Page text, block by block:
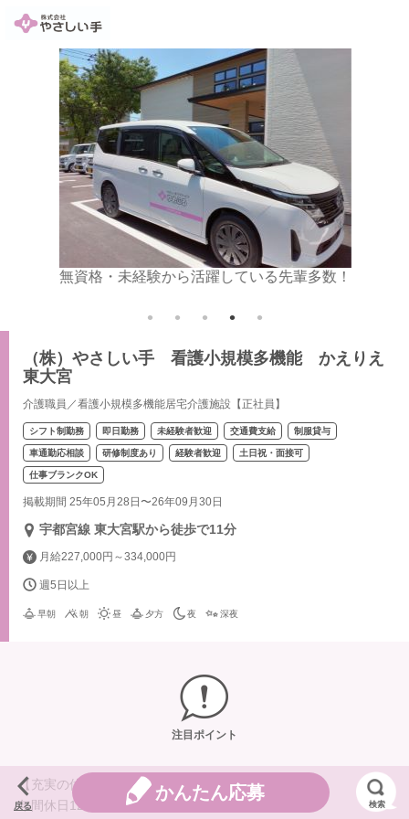
無資格・未経験から活躍している先輩多数！
（株）やさしい手 看護小規模多機能 かえりえ
東大宮
介護職員／看護小規模多機能居宅介護施設【正社員】
シフト制勤務 即日勤務 未経験者歓迎 交通費支給 制服貸与
車通勤応相談 研修制度あり 経験者歓迎 土日祝・面接可
仕事ブランクOK
掲載期間 25年05月28日〜26年09月30日
宇都宮線 東大宮駅から徒歩で11分
月給227,000円～334,000円
週5日以上
早朝 朝 昼 夕方 夜 深夜
注目ポイント
【充実の休日・休暇制度】
年間休日124日
戻る
かんたん応募
検索